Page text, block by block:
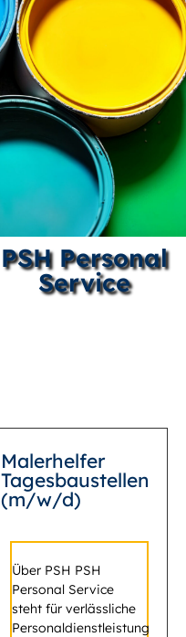
PSH Personal
Service
Malerhelfer
Tagesbaustellen
(m/w/d)
Über PSH PSH
Personal Service
steht für verlässliche
Personaldienstleistung